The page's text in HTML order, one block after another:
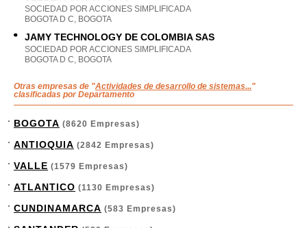
SOCIEDAD POR ACCIONES SIMPLIFICADA
BOGOTA D C, BOGOTA
JAMY TECHNOLOGY DE COLOMBIA SAS
SOCIEDAD POR ACCIONES SIMPLIFICADA
BOGOTA D C, BOGOTA
Otras empresas de "Actividades de desarrollo de sistemas..."
clasificadas por Departamento
BOGOTA (8620 Empresas)
ANTIOQUIA (2842 Empresas)
VALLE (1579 Empresas)
ATLANTICO (1130 Empresas)
CUNDINAMARCA (583 Empresas)